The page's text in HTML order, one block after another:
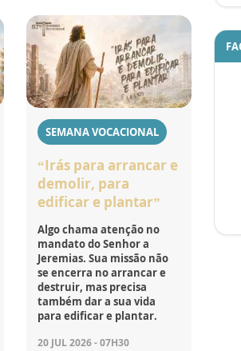
SEMANA VOCACIONAL
“Irás para arrancar e
demolir, para
edificar e plantar”
Algo chama atenção no
mandato do Senhor a
Jeremias. Sua missão não
se encerra no arrancar e
destruir, mas precisa
também dar a sua vida
para edificar e plantar.
20 JUL 2026 - 07H30